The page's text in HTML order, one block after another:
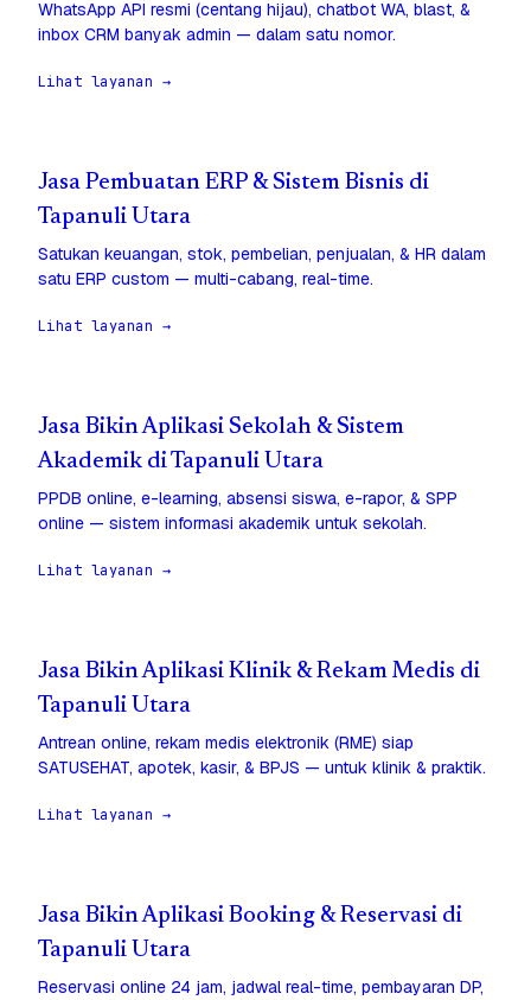
WhatsApp API resmi (centang hijau), chatbot WA, blast, &
inbox CRM banyak admin — dalam satu nomor.
Lihat layanan →
Jasa Pembuatan ERP & Sistem Bisnis di
Tapanuli Utara
Satukan keuangan, stok, pembelian, penjualan, & HR dalam
satu ERP custom — multi-cabang, real-time.
Lihat layanan →
Jasa Bikin Aplikasi Sekolah & Sistem
Akademik di Tapanuli Utara
PPDB online, e-learning, absensi siswa, e-rapor, & SPP
online — sistem informasi akademik untuk sekolah.
Lihat layanan →
Jasa Bikin Aplikasi Klinik & Rekam Medis di
Tapanuli Utara
Antrean online, rekam medis elektronik (RME) siap
SATUSEHAT, apotek, kasir, & BPJS — untuk klinik & praktik.
Lihat layanan →
Jasa Bikin Aplikasi Booking & Reservasi di
Tapanuli Utara
Reservasi online 24 jam, jadwal real-time, pembayaran DP,